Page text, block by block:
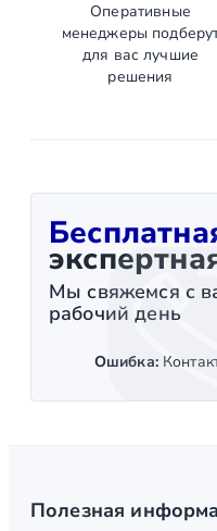
Оперативные
менеджеры
для вас лучшие
решения
Мы свяжемся с
рабочий день
Ошибка:
Полезная